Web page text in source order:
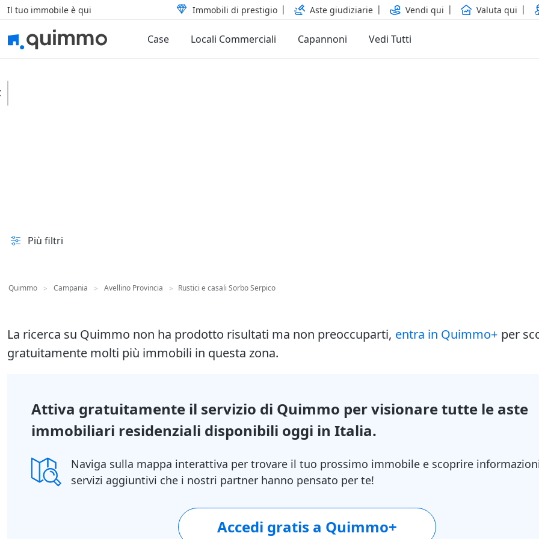
Il tuo immobile è qui Immobili di prestigio Aste giudiziarie Vendi qui Valuta qui
Case Locali Commerciali Capannoni Vedi Tutti
Più filtri
Quimmo > Campania > Avellino Provincia > Rustici e casali Sorbo Serpico
La ricerca su Quimmo non ha prodotto risultati ma non preoccuparti, entra in Quimmo+ per
gratuitamente molti più immobili in questa zona.
Attiva gratuitamente il servizio di Quimmo per visionare tutte le aste
immobiliari residenziali disponibili oggi in Italia.
Naviga sulla mappa interattiva per trovare il tuo prossimo immobile e scoprire
servizi aggiuntivi che i nostri partner hanno pensato per te!
Accedi gratis a Quimmo+